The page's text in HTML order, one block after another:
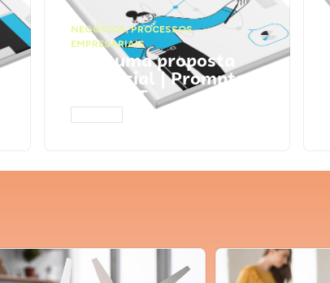
NEGÓCIOS,PROCESSOS
EMPRESARIAIS
Faça uma proposta
comercial | Prompts
ChatGPT